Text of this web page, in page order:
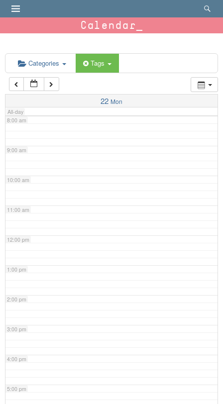
Calendar
Categories Tags
22 Mon
All-day
6:00 am
7:00 am
8:00 am
9:00 am
10:00 am
11:00 am
12:00 pm
1:00 pm
2:00 pm
3:00 pm
4:00 pm
5:00 pm